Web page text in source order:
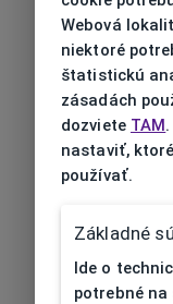
Webová
niektoré
štatistickú
zásadách
dozviete TAM
nastaviť,
používať.
Základné
Ide o
potrebné